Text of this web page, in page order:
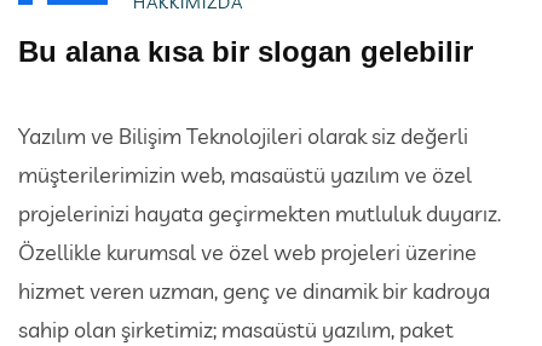
Bu alana kısa bir slogan gelebilir
Yazılım ve Bilişim Teknolojileri olarak siz değerli
müşterilerimizin web, masaüstü yazılım ve özel
projelerinizi hayata geçirmekten mutluluk duyarız.
Özellikle kurumsal ve özel web projeleri üzerine
hizmet veren uzman, genç ve dinamik bir kadroya
sahip olan şirketimiz; masaüstü yazılım, paket